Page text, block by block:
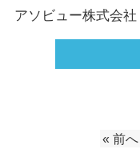
アソビュー株式会
« 前へ